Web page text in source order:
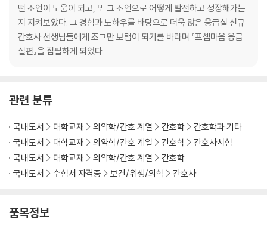
12. “어지럽고 쓰러질 것 같아요” (Bradycardia, 서맥)
13. “경련을 했어요” (Seizure, 경련)
14. “아기가 경련을 했어요” (Febrile convulsion, 열성경련)
15. “식은땀을 흘리고 의식을 잃었어요” (Hypoglycemia, 저혈당)
18. “배가 아프고 질출혈이 있어요” (Ectopic pregnancy, 자궁외임신)
19. “임신 중인데 몸이 붓고 머리가 아파요” (Eclampsia, 자간증)
20. “양수가 터졌어요” [PROM(Premature Rupture Of Membran
e), 조기양막파열]
21. “몸이 간지럽고 숨쉬기가 힘들어요” (Anaphylaxis, 아나필락시스)
22. “갑자기 눈앞이 뿌옇게 보여요” (Acute angle closure glaucoma,
급성폐쇄각 녹내장)
24. “피부가 찢어졌어요” (Laceration, 열상)
25. “목에 떡이 걸렸어요” (Foreign body, 이물질)
떤 조언이 도움이 되고, 또 그 조언으로 어떻게 발전하고 성장해가는
지 지켜보았다. 그 경험과 노하우를 바탕으로 더욱 많은 응급실 신규
간호사 선생님들에게 조그만 보탬이 되기를 바라며 『프셉마음 응급
실편』을 집필하게 되었다.
관련 분류
국내도서 대학교재 의약학/간호 계열 간호학
간호학과 기타
국내도서
대학교재 의약학/간호 계열 간호학
간호사시험
국내도서
대학교재 의약학/간호 계열
간호학
국내도서
수험서 자격증 보건/위생/의학 간호사
품목정보